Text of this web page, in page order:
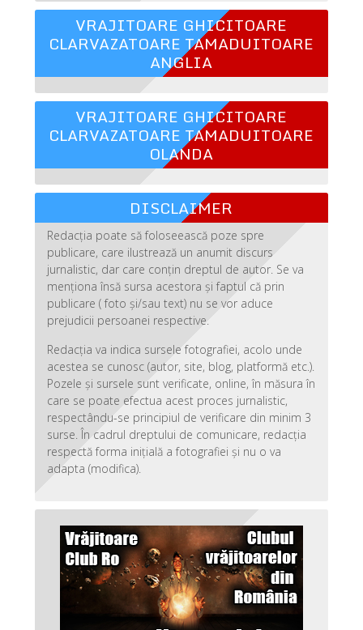
VRAJITOARE GHICITOARE
CLARVAZATOARE TAMADUITOARE
ANGLIA
VRAJITOARE GHICITOARE
CLARVAZATOARE TAMADUITOARE
OLANDA
DISCLAIMER
Redacția poate să foloseească poze spre
publicare, care ilustrează un anumit discurs
jurnalistic, dar care conțin dreptul de autor. Se va
menționa însă sursa acestora și faptul că prin
publicare ( foto și/sau text) nu se vor aduce
prejudicii persoanei respective.
Redacția va indica sursele fotografiei, acolo unde
acestea se cunosc (autor, site, blog, platformă etc.).
Pozele și sursele sunt verificate, online, în măsura în
care se poate efectua acest proces jurnalistic,
respectându-se principiul de verificare din minim 3
surse. În cadrul dreptului de comunicare, redacția
respectă forma inițială a fotografiei și nu o va
adapta (modifica).